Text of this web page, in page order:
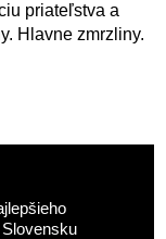
priateľstva a
Hlavne zmrzliny.